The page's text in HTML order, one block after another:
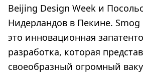
Beijing Design Week и
Нидерландов в Пекине. Smog
это инновационная
разработка, которая
своеобразный огромный